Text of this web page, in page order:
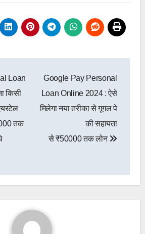
Loan
किसी
तक
Google Pay Personal
Loan Online 2024 : ऐसे
मिलेगा नया तरीका से गूगल पे
की सहायता
से ₹50000 तक लोन